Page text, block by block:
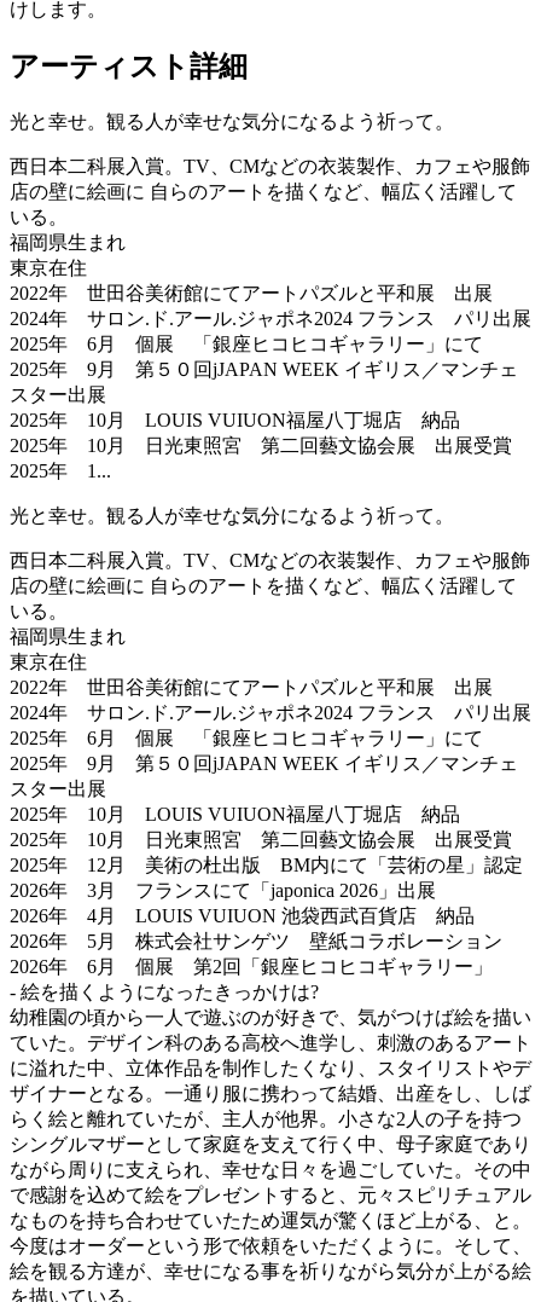
けします。
アーティスト詳細
光と幸せ。観る人が幸せな気分になるよう祈って。
西日本二科展入賞。TV、CMなどの衣装製作、カフェや服飾
店の壁に絵画に 自らのアートを描くなど、幅広く活躍して
いる。
福岡県生まれ
東京在住
2022年 世田谷美術館にてアートパズルと平和展 出展
2024年 サロン.ド.アール.ジャポネ2024 フランス パリ出展
2025年 6月 個展 「銀座ヒコヒコギャラリー」にて
2025年 9月 第５０回jJAPAN WEEK イギリス／マンチェ
スター出展
2025年 10月 LOUIS VUIUON福屋八丁堀店 納品
2025年 10月 日光東照宮 第二回藝文協会展 出展受賞
2025年 1...
光と幸せ。観る人が幸せな気分になるよう祈って。
西日本二科展入賞。TV、CMなどの衣装製作、カフェや服飾
店の壁に絵画に 自らのアートを描くなど、幅広く活躍して
いる。
福岡県生まれ
東京在住
2022年 世田谷美術館にてアートパズルと平和展 出展
2024年 サロン.ド.アール.ジャポネ2024 フランス パリ出展
2025年 6月 個展 「銀座ヒコヒコギャラリー」にて
2025年 9月 第５０回jJAPAN WEEK イギリス／マンチェ
スター出展
2025年 10月 LOUIS VUIUON福屋八丁堀店 納品
2025年 10月 日光東照宮 第二回藝文協会展 出展受賞
2025年 12月 美術の杜出版 BM内にて「芸術の星」認定
2026年 3月 フランスにて「japonica 2026」出展
2026年 4月 LOUIS VUIUON 池袋西武百貨店 納品
2026年 5月 株式会社サンゲツ 壁紙コラボレーション
2026年 6月 個展 第2回「銀座ヒコヒコギャラリー」
- 絵を描くようになったきっかけは?
幼稚園の頃から一人で遊ぶのが好きで、気がつけば絵を描い
ていた。デザイン科のある高校へ進学し、刺激のあるアート
に溢れた中、立体作品を制作したくなり、スタイリストやデ
ザイナーとなる。一通り服に携わって結婚、出産をし、しば
らく絵と離れていたが、主人が他界。小さな2人の子を持つ
シングルマザーとして家庭を支えて行く中、母子家庭であり
ながら周りに支えられ、幸せな日々を過ごしていた。その中
で感謝を込めて絵をプレゼントすると、元々スピリチュアル
なものを持ち合わせていたため運気が驚くほど上がる、と。
今度はオーダーという形で依頼をいただくように。そして、
絵を観る方達が、幸せになる事を祈りながら気分が上がる絵
を描いている。